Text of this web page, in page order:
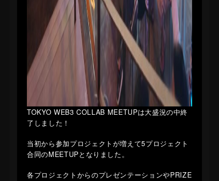
TOKYO WEB3 COLLAB MEETUPは大盛況の中終
了しました！
当初から参加プロジェクトが増えて5プロジェクト
合同のMEETUPとなりました。
各プロジェクトからのプレゼンテーションやPRIZE